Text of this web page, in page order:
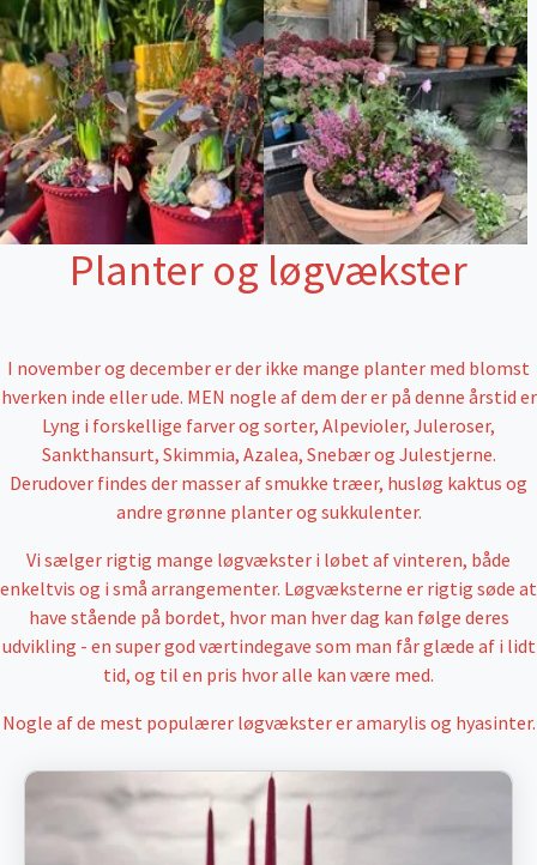
Planter og løgvækster
I november og december er der ikke mange planter med blomst
hverken inde eller ude. MEN nogle af dem der er på denne årstid er
Lyng i forskellige farver og sorter, Alpevioler, Juleroser,
Sankthansurt, Skimmia, Azalea, Snebær og Julestjerne.
Derudover findes der masser af smukke træer, husløg kaktus og
andre grønne planter og sukkulenter.
Vi sælger rigtig mange løgvækster i løbet af vinteren, både
enkeltvis og i små arrangementer. Løgvæksterne er rigtig søde at
have stående på bordet, hvor man hver dag kan følge deres
udvikling - en super god værtindegave som man får glæde af i lidt
tid, og til en pris hvor alle kan være med.
Nogle af de mest populærer løgvækster er amarylis og hyasinter.